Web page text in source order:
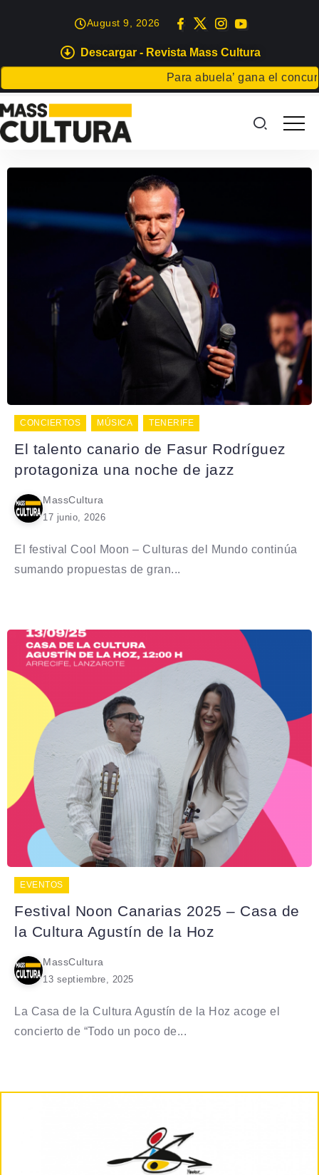
Descargar - Revista Mass Cultura
Para abuela’ gana el
August 9, 2026
CONCIERTOS MÚSICA TENERIFE
El talento canario de Fasur Rodríguez
protagoniza una noche de jazz
MassCultura
17 junio, 2026
El festival Cool Moon – Culturas del Mundo continúa
sumando propuestas de gran...
EVENTOS
Festival Noon Canarias 2025 – Casa de
la Cultura Agustín de la Hoz
MassCultura
13 septiembre, 2025
La Casa de la Cultura Agustín de la Hoz acoge el
concierto de “Todo un poco de...